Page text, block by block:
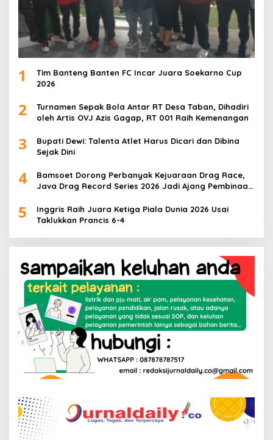
1
Tim Banteng Banten FC Incar Juara Soekarno Cup
2026
2
Turnamen Sepak Bola Antar RT Desa Taban, Dihadiri
oleh Artis OVJ Azis Gagap, RT 001 Raih Kemenangan
3
Bupati Dewi: Talenta Atlet Harus Dicari dan Dibina
Sejak Dini
4
Bamsoet Dorong Perbanyak Kejuaraan Drag Race,
Java Drag Record Series 2026 Jadi Ajang Pembinaan
5
Inggris Raih Juara Ketiga Piala Dunia 2026 Usai
Taklukkan Prancis 6-4